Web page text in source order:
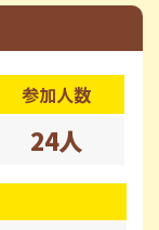
参加人数
24人